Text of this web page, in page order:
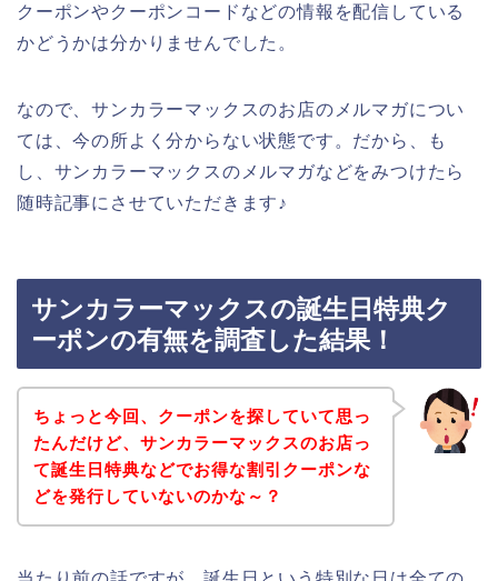
クーポンやクーポンコードなどの情報を配信している
かどうかは分かりませんでした。
なので、サンカラーマックスのお店のメルマガについ
ては、今の所よく分からない状態です。だから、も
し、サンカラーマックスのメルマガなどをみつけたら
随時記事にさせていただきます♪
サンカラーマックスの誕生日特典ク
ーポンの有無を調査した結果！
ちょっと今回、クーポンを探していて思っ
たんだけど、サンカラーマックスのお店っ
て誕生日特典などでお得な割引クーポンな
どを発行していないのかな～？